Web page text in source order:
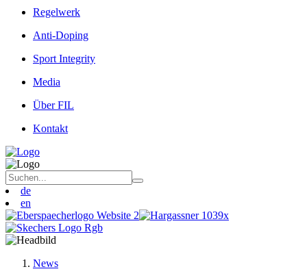
Regelwerk
Anti-Doping
Sport Integrity
Media
Über FIL
Kontakt
de
en
News